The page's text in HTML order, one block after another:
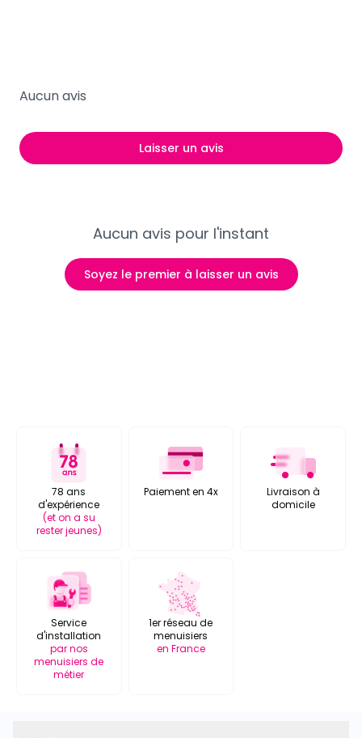
Aucun avis pour l'instant
Soyez le premier à laisser un avis
Aucun avis
Laisser un avis
78 ans
d'expérience
(et on a su
rester jeunes)
Paiement en 4x
Livraison à
domicile
Service
d'installation
par nos
menuisiers de
métier
1er réseau de
menuisiers
en France